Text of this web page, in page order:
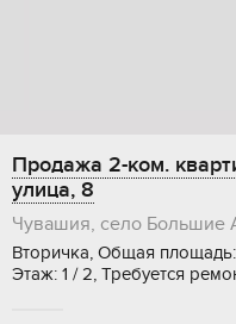
Продажа 2-ком.
улица, 8
Чувашия, село Большие
Вторичка, Общая
Этаж: 1 / 2, Требуется